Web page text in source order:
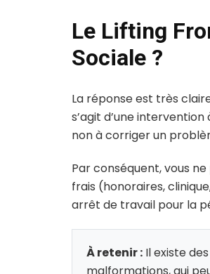
Le Lifting
Sociale ?
La réponse est très
s’agit d’une
non à corriger un
Par conséquent, vous
frais (honoraires,
arrêt de travail pour la
À retenir : Il existe des
malformations, qui